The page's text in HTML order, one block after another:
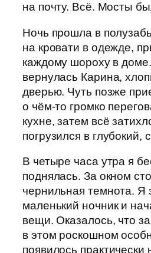
на почту. Всё. Мосты
Ночь прошла в
на кровати в одежде,
каждому шороху в
вернулась Карина,
дверью. Чуть позже
о чём-то громко
кухне, затем всё
погрузился в глубокий,
В четыре часа утра я
поднялась. За окном
чернильная темнота. Я
маленький ночник и
вещи. Оказалось, что
в этом роскошном
появилось практически